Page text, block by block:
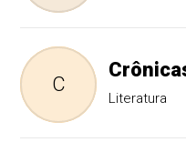
C
Literatura